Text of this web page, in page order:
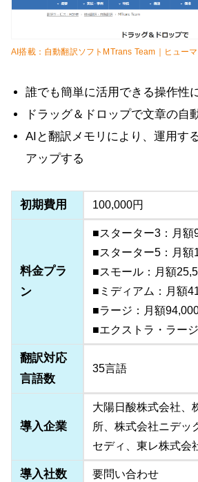
AI搭載：自動翻訳ソフトMTrans Team｜ヒュー
誰でも簡単に活用できる操作性
ドラッグ＆ドロップで文章の自
AIと翻訳メモリにより、運用す
アップする
初期費用 100,000円
料金プラ
ン
■スターター3：月額
■スターター5：月額
■スモール：月額
■ミディアム：月額
■ラージ：月額
■エクストラ・ラー
翻訳対応
言語数
35言語
導入企業
大陽日酸株式会社、
所、株式会社ニデッ
セディ、東レ株式
導入社数 要問い合わせ